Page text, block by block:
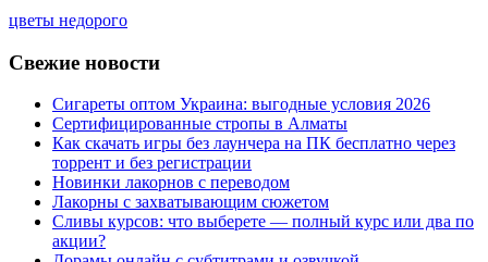
цветы недорого
Свежие новости
Сигареты оптом Украина: выгодные условия 2026
Сертифицированные стропы в Алматы
Как скачать игры без лаунчера на ПК бесплатно через
торрент и без регистрации
Новинки лакорнов с переводом
Лакорны с захватывающим сюжетом
Сливы курсов: что выберете — полный курс или два по
акции?